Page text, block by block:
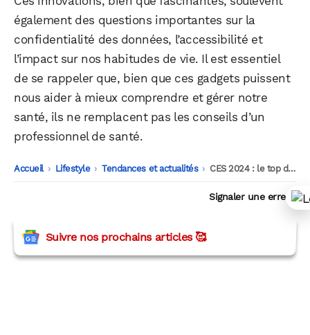
également des questions importantes sur la
confidentialité des données, l’accessibilité et
l’impact sur nos habitudes de vie. Il est essentiel
de se rappeler que, bien que ces gadgets puissent
nous aider à mieux comprendre et gérer notre
santé, ils ne remplacent pas les conseils d’un
professionnel de santé.
Accueil -
Lifestyle -
Tendances et actualités -
CES 2024 : le top des gadgets santé-fitness pour les geek sportif
Signaler une erreur
Suivre nos prochains articles 🥰